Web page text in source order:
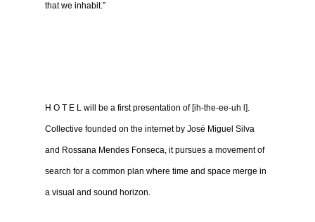
that we inhabit.”
H O T E L will be a first presentation of [ih-the-ee-uh l].
Collective founded on the internet by José Miguel Silva
and Rossana Mendes Fonseca, it pursues a movement of
search for a common plan where time and space merge in
a visual and sound horizon.